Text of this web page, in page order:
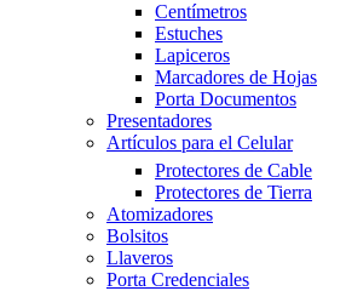
Centímetros
Estuches
Lapiceros
Marcadores de Hojas
Porta Documentos
Presentadores
Artículos para el Celular
Protectores de Cable
Protectores de Tierra
Atomizadores
Bolsitos
Llaveros
Porta Credenciales